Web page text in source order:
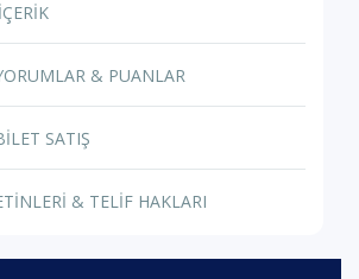
& PUANLAR
SATIŞ
& TELİF HAKLARI